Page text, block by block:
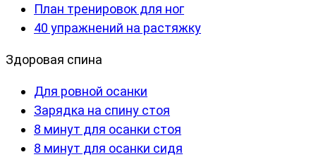
План тренировок для ног
40 упражнений на растяжку
Здоровая спина
Для ровной осанки
Зарядка на спину стоя
8 минут для осанки стоя
8 минут для осанки сидя